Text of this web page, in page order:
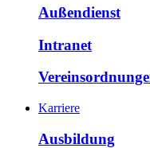
Außendienst
Intranet
Karriere
Ausbildung